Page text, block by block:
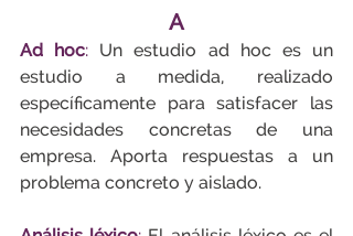
A
Ad hoc: Un estudio ad hoc es un
estudio a medida, realizado
específicamente para satisfacer las
necesidades concretas de una
empresa. Aporta respuestas a un
problema concreto y aislado.